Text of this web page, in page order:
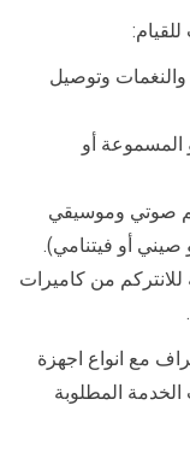
وتوصيل
المسموعة أو
صوتي وموسيقي
صيني أو فيتنامي).
للانتركم من كاميرات
مع انواع اجهزة
المطلوبة